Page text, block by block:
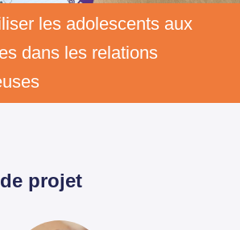
les adolescents aux
dans les relations
projet